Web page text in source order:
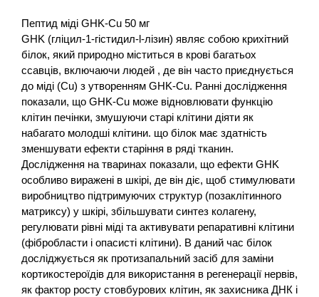
Пептид міді GHK-Cu 50 мг
GHK (гліцил-1-гістидил-l-лізин) являє собою крихітний
білок, який природно міститься в крові багатьох
ссавців, включаючи людей , де він часто приєднується
до міді (Cu) з утворенням GHK-Cu. Ранні дослідження
показали, що GHK-Cu може відновлювати функцію
клітин печінки, змушуючи старі клітини діяти як
набагато молодші клітини. що білок має здатність
зменшувати ефекти старіння в ряді тканин.
Дослідження на тваринах показали, що ефекти GHK
особливо виражені в шкірі, де він діє, щоб стимулювати
виробництво підтримуючих структур (позаклітинного
матриксу) у шкірі, збільшувати синтез колагену,
регулювати рівні міді та активувати репаративні клітини
(фібробласти і опасисті клітини). В даний час білок
досліджується як протизапальний засіб для заміни
кортикостероїдів для використання в регенерації нервів,
як фактор росту стовбурових клітин, як захисника ДНК і